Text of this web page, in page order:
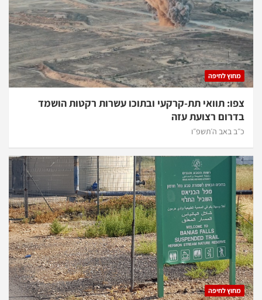
לחיפה
תוואי תת-קרקעי ובתוכו עשרות רקטות הושמד
רצועת עזה
באב ה׳תשפ״ו
לחיפה